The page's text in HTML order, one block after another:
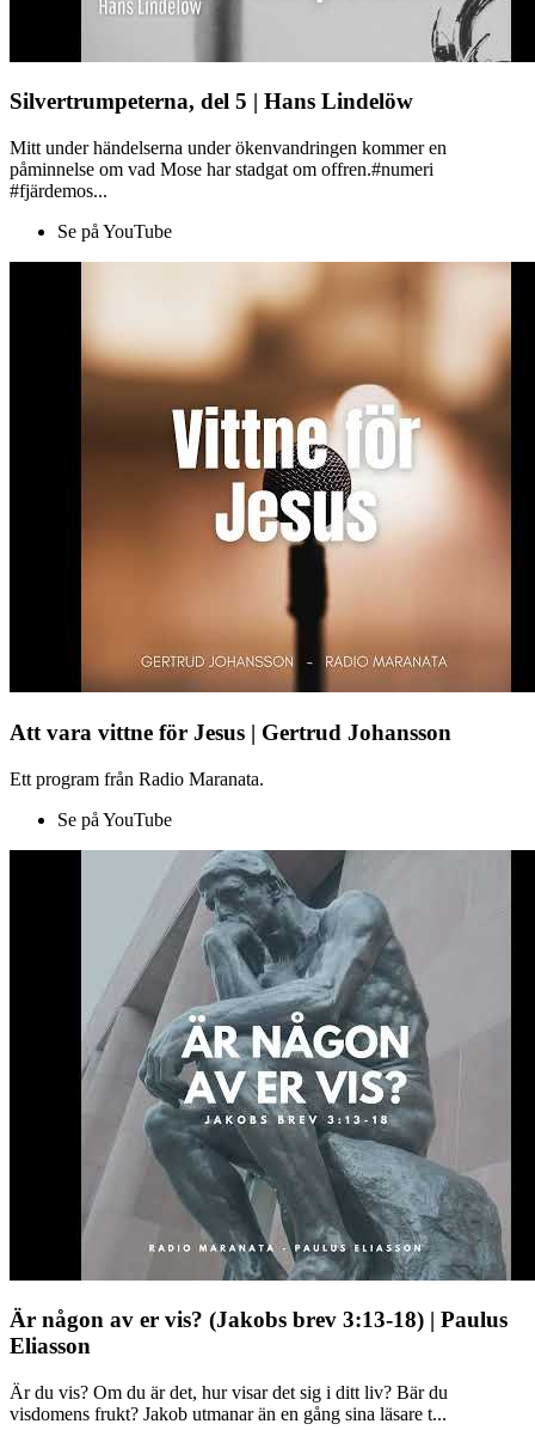
Silvertrumpeterna, del 5 | Hans Lindelöw
Mitt under händelserna under ökenvandringen kommer en
påminnelse om vad Mose har stadgat om offren.#numeri
#fjärdemos...
Se på YouTube
Att vara vittne för Jesus | Gertrud Johansson
Ett program från Radio Maranata.
Se på YouTube
Är någon av er vis? (Jakobs brev 3:13-18) | Paulus
Eliasson
Är du vis? Om du är det, hur visar det sig i ditt liv? Bär du
visdomens frukt? Jakob utmanar än en gång sina läsare t...